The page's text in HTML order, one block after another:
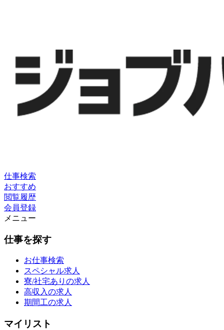
仕事検索
おすすめ
閲覧履歴
会員登録
メニュー
仕事を探す
お仕事検索
スペシャル求人
寮/社宅ありの求人
高収入の求人
期間工の求人
マイリスト